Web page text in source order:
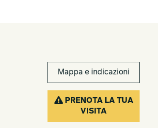
Mappa e indicazioni
PRENOTA LA TUA
VISITA